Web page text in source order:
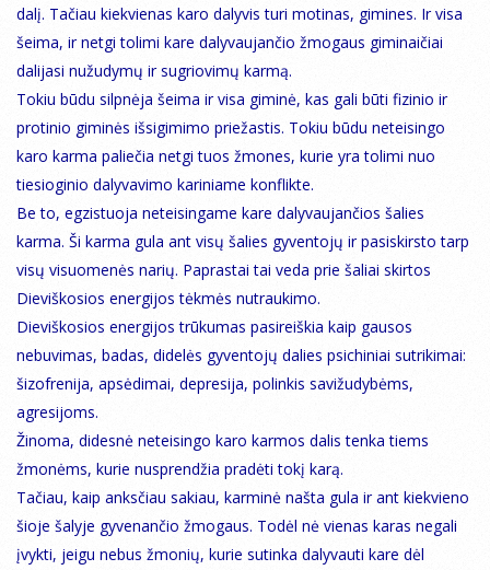
dalį. Tačiau kiekvienas karo dalyvis turi motinas, gimines. Ir visa
šeima, ir netgi tolimi kare dalyvaujančio žmogaus giminaičiai
dalijasi nužudymų ir sugriovimų karmą.
Tokiu būdu silpnėja šeima ir visa giminė, kas gali būti fizinio ir
protinio giminės išsigimimo priežastis. Tokiu būdu neteisingo
karo karma paliečia netgi tuos žmones, kurie yra tolimi nuo
tiesioginio dalyvavimo kariniame konflikte.
Be to, egzistuoja neteisingame kare dalyvaujančios šalies
karma. Ši karma gula ant visų šalies gyventojų ir pasiskirsto tarp
visų visuomenės narių. Paprastai tai veda prie šaliai skirtos
Dieviškosios energijos tėkmės nutraukimo.
Dieviškosios energijos trūkumas pasireiškia kaip gausos
nebuvimas, badas, didelės gyventojų dalies psichiniai sutrikimai:
šizofrenija, apsėdimai, depresija, polinkis savižudybėms,
agresijoms.
Žinoma, didesnė neteisingo karo karmos dalis tenka tiems
žmonėms, kurie nusprendžia pradėti tokį karą.
Tačiau, kaip anksčiau sakiau, karminė našta gula ir ant kiekvieno
šioje šalyje gyvenančio žmogaus. Todėl nė vienas karas negali
įvykti, jeigu nebus žmonių, kurie sutinka dalyvauti kare dėl